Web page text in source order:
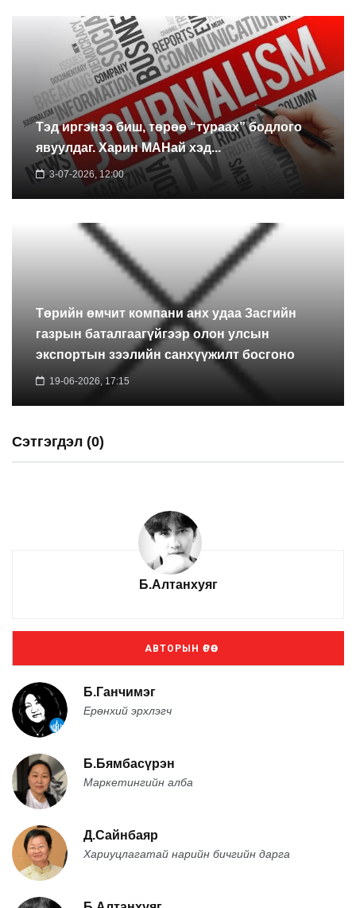
Тэд иргэнээ биш, төрөө “тураах” бодлого
явуулдаг. Харин МАНай хэд...
3-07-2026, 12:00
Төрийн өмчит компани анх удаа Засгийн
газрын баталгаагүйгээр олон улсын
экспортын зээлийн санхүүжилт босгоно
19-06-2026, 17:15
Сэтгэгдэл (0)
Б.Алтанхуяг
АВТОРЫН ӨРӨӨ
Б.Ганчимэг
Ерөнхий эрхлэгч
Б.Бямбасүрэн
Маркетингийн алба
Д.Сайнбаяр
Хариуцлагатай нарийн бичгийн дарга